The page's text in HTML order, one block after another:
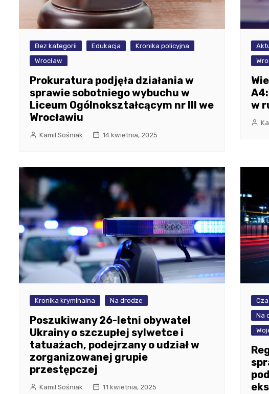
Bez kategorii Edukacja
Kronika policyjna
Wrocław
Prokuratura podjęła działania w
sprawie sobotniego wybuchu w
Liceum Ogólnokształcącym nr III we
Wrocławiu
Kamil Sośniak 14 kwietnia, 2025
w
Kronika kryminalna Na drodze
Poszukiwany 26-letni obywatel
Ukrainy o szczupłej sylwetce i
tatuażach, podejrzany o udział w
zorganizowanej grupie
przestępczej
Kamil Sośniak 11 kwietnia, 2025
Na